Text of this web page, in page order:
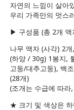
자연의 느낌이 살아
우리 가족만의 멋스
▶ 구성품 (총 2개 액
나무 액자 (사각) 2
(하양 / 30g) 1봉지,
고둥/대추고둥), 백
(28개)
(조개는 수급에 따
★ 크기 및 색상은 하